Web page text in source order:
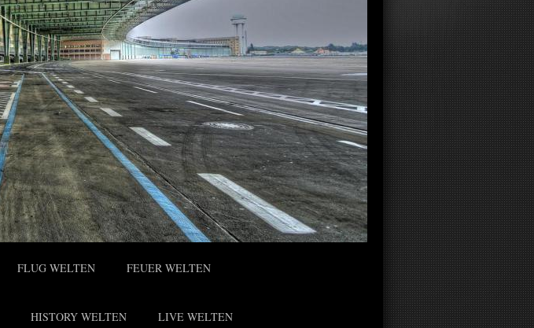
FLUG WELTEN FEUER WELTEN
HISTORY WELTEN LIVE WELTEN